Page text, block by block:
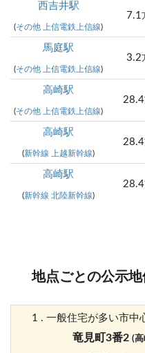
西吉井駅
(その他 上信電鉄上信線)
7.1
馬庭駅
(その他 上信電鉄上信線)
3.2
高崎駅
(その他 上信電鉄上信線)
28.4
高崎駅
(新幹線 上越新幹線)
28.4
高崎駅
(新幹線 北陸新幹線)
28.4
地点ごとの公示
1 . 一般住宅が多い市中
竜見町3番2 (高